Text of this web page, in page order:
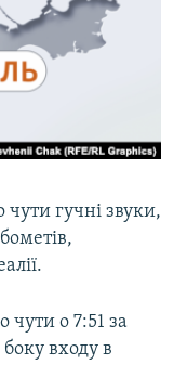
чути гучні звуки,
чути о 7:51 за
входу в